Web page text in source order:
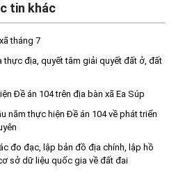
tin khác
tháng 7
thực địa, quyết tâm giải quyết đất ở, đất
Đề án 104 trên địa bàn xã Ea Súp
năm thực hiện Đề án 104 về phát triển
đo đạc, lập bản đồ địa chính, lập hồ
sở dữ liệu quốc gia về đất đai
cốt liệt sĩ đối với các mộ chưa
đất với khu vực Quy hoạch
cận nghèo thiếu đất sản